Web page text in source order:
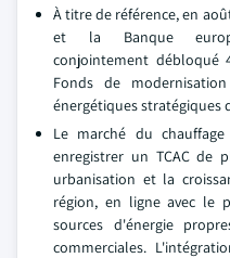
À titre de référence, en
et la Banque
conjointement débloqué
Fonds de
énergétiques stratégiques
Le marché du
enregistrer un TCAC de
urbanisation et la
région, en ligne avec le
sources d'énergie
commerciales.